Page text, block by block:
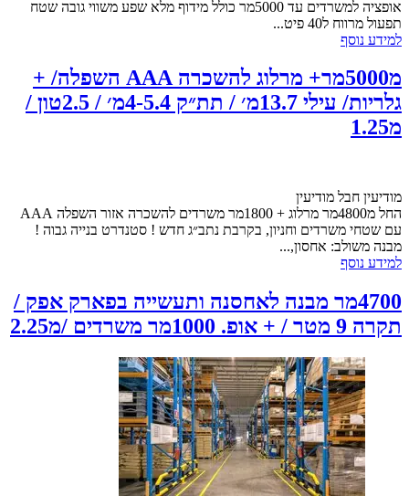
אופציה למשרדים עד 5000מר כולל מידוף מלא שפע משווי גובה שטח
תפעול מרווח ל40 פיט...
למידע נוסף
מ5000מר+ מרלוג להשכרה AAA השפלה/ +
גלריות/ עילי 13.7מ׳ / תת״ק 4-5.4מ׳ / 2.5טון /
מ1.25
מודיעין חבל מודיעין
החל מ4800מר מרלוג + 1800מר משרדים להשכרה אזור השפלה AAA
עם שטחי משרדים וחניון, בקרבת נתב״ג חדש ! סטנדרט בנייה גבוה !
מבנה משולב: אחסון,...
למידע נוסף
4700מר מבנה לאחסנה ותעשייה בפארק אפק /
תקרה 9 מטר / + אופ. 1000מר משרדים /מ2.25